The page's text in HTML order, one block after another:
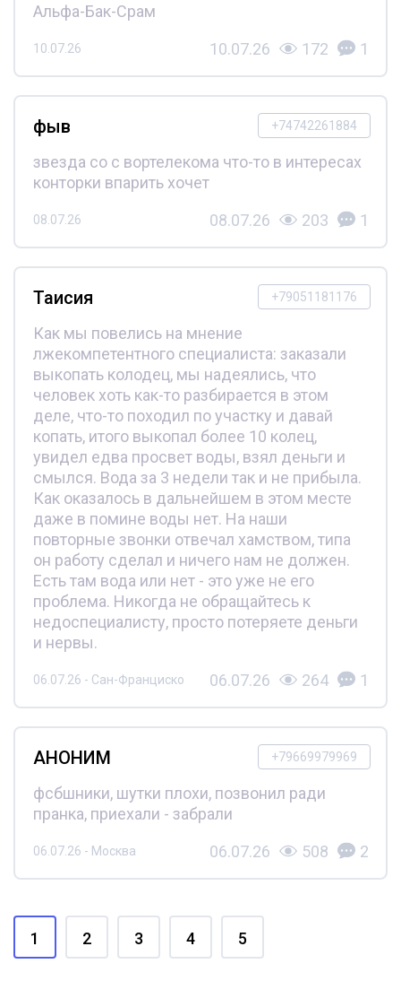
Альфа-Бак-Срам
10.07.26 10.07.26 172 1
+74742261884
фыв
звезда со с вортелекома что-то в интересах
конторки впарить хочет
08.07.26 08.07.26 203 1
+79051181176
Таисия
Как мы повелись на мнение
лжекомпетентного специалиста: заказали
выкопать колодец, мы надеялись, что
человек хоть как-то разбирается в этом
деле, что-то походил по участку и давай
копать, итого выкопал более 10 колец,
увидел едва просвет воды, взял деньги и
смылся. Вода за 3 недели так и не прибыла.
Как оказалось в дальнейшем в этом месте
даже в помине воды нет. На наши
повторные звонки отвечал хамством, типа
он работу сделал и ничего нам не должен.
Есть там вода или нет - это уже не его
проблема. Никогда не обращайтесь к
недоспециалисту, просто потеряете деньги
и нервы.
06.07.26 - Сан-Франциско 06.07.26 264 1
+79669979969
АНОНИМ
фсбшники, шутки плохи, позвонил ради
пранка, приехали - забрали
06.07.26 - Москва 06.07.26 508 2
1 2 3 4 5